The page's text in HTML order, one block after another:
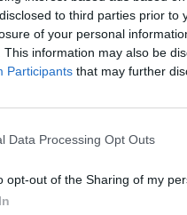
to third parties prior
of your personal
This information may also be
Participants that may further
Data Processing Opt Outs
opt-out of the Sharing of my
η γυναίκα. Ο
να θηλάζει
να βάζει το πρόσωπό
καθώς η γυναίκα
σημειώνει: «
να είναι μια σχέση